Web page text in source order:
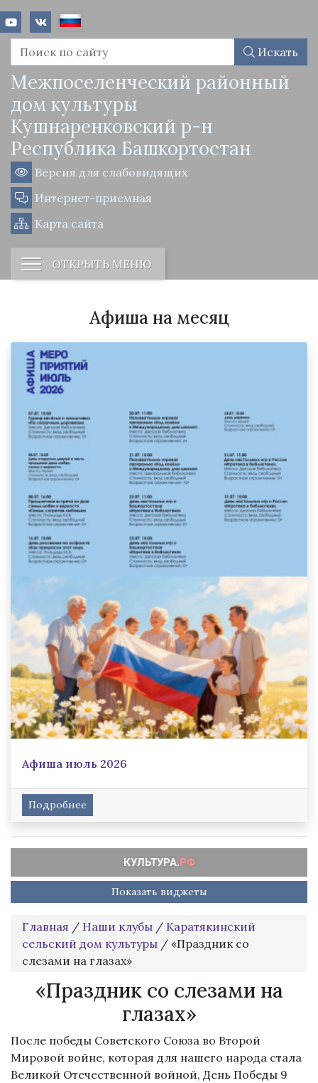
Искать
Межпоселенческий районный
дом культуры
Кушнаренковский р-н
Республика Башкортостан
Версия для слабовидящих
Интернет-приемная
Карта сайта
ОТКРЫТЬ МЕНЮ
Афиша на месяц
Афиша июль 2026
Подробнее
Показать виджеты
Главная / Наши клубы / Каратякинский
сельский дом культуры / «Праздник со
слезами на глазах»
«Праздник со слезами на
глазах»
После победы Советского Союза во Второй
Мировой войне, которая для нашего народа стала
Великой Отечественной войной, День Победы 9